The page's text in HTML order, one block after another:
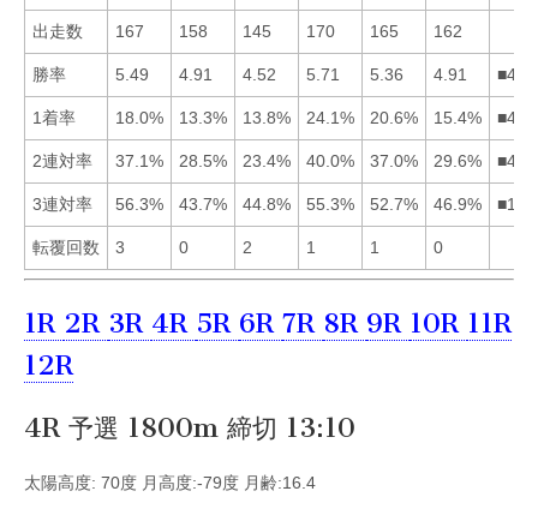
出走数 167 158 145 170 165 162
勝率 5.49 4.91 4.52 5.71 5.36 4.91
1着率 18.0% 13.3% 13.8% 24.1% 20.6% 15.4%
2連対率 37.1% 28.5% 23.4% 40.0% 37.0% 29.6%
3連対率 56.3% 43.7% 44.8% 55.3% 52.7% 46.9%
転覆回数 3 0 2 1 1 0
1R 2R 3R 4R 5R 6R 7R 8R 9R 10R 11R
12R
4R 予選 1800m 締切 13:10
太陽高度: 70度 月高度:-79度 月齢:16.4